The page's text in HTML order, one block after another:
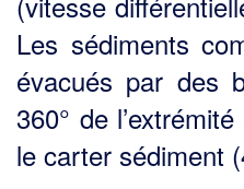
Les sédiments
évacués par des
360° de
le carter sédiment